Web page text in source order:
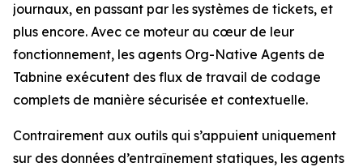
journaux, en passant par les systèmes de tickets, et
plus encore. Avec ce moteur au cœur de leur
fonctionnement, les agents Org-Native Agents de
Tabnine exécutent des flux de travail de codage
complets de manière sécurisée et contextuelle.
Contrairement aux outils qui s’appuient uniquement
sur des données d’entraînement statiques, les agents